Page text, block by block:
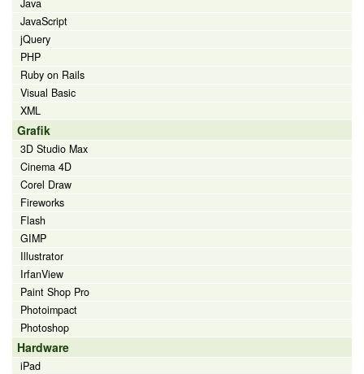
Java
JavaScript
jQuery
PHP
Ruby on Rails
Visual Basic
XML
Grafik
3D Studio Max
Cinema 4D
Corel Draw
Fireworks
Flash
GIMP
Illustrator
IrfanView
Paint Shop Pro
Photoimpact
Photoshop
Hardware
iPad